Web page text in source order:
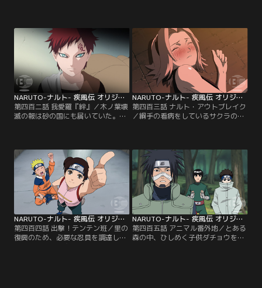
ナルトとサクラは懐かしい人物に遭
遇する。それはかつて波の国で出会
った大工、タヅナとイナリだった。
二人は他の大工仲間とともに、木ノ
葉復興のため、駆けつけたのだとい
う。再会を喜ぶナルトたち…。【提
供：バンダイチャンネル】
げ出したダチョウを捕まえて連れ戻
す」というD級任務を終えた第七班
が立ち寄ったとある宿場町では、無
念の死を遂げた親戚の仇を討つべ
く、ツカドという男が犯人の男（カ
タズ）に仇討ちを…。【提供：バン
ダイチャンネル】
NARUTO-ナルト- 疾風伝 オリジナル（1）過去編 第402話
第四百二話 我愛羅『絆』／木ノ葉壊
滅の報は砂の国にも届いていた。自
てくる。同盟国である木ノ葉の惨状
を案じるカンクロウとテマリに、
「あの里にはうずまきナルトがい
る」と呟く我愛羅。その脳裏に、木
ノ葉崩し後にナルトたち木ノ葉の第
七班と共同で行った…。【提供：バ
ンダイチャンネル】
NARUTO-ナルト- 疾風伝 オリジナル（1）過去編 第403話
第四百三話 ナルト・アウトブレイク
／綱手の看病をしているサクラの元
動のことを思い出す。三年前、サク
ラが突如高熱に襲われ、倒れたこと
があった。その症状はある村で発生
した「忍のチャクラを熱に変えてし
まう謎のウイルス」による症状と酷
似しており…。【提供：バンダイチ
ャンネル】
NARUTO-ナルト- 疾風伝 オリジナル（1）過去編 第404話
第四百四話 出撃！テンテン班／里の
復興のため、必要な忍具を調達しに
NARUTO-ナルト- 疾風伝 オリジナル（1）過去編 第405話
第四百五話 アニマル番外地／とある
森の中、ひしめく子供ダチョウを前